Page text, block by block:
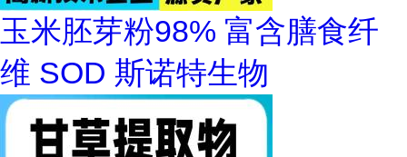
玉米胚芽粉98% 富含膳食纤
维 SOD 斯诺特生物